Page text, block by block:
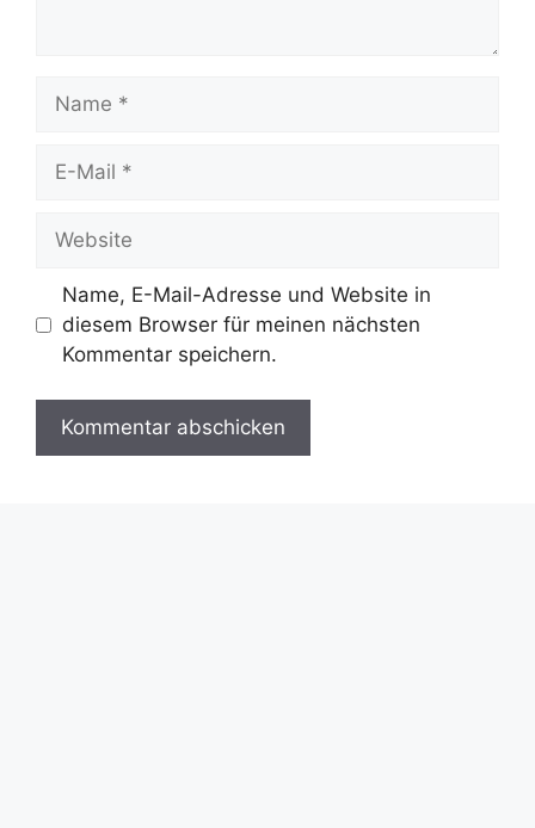
Mail
Name, E-Mail-Adresse und Website in
diesem Browser für meinen nächsten
Kommentar speichern.